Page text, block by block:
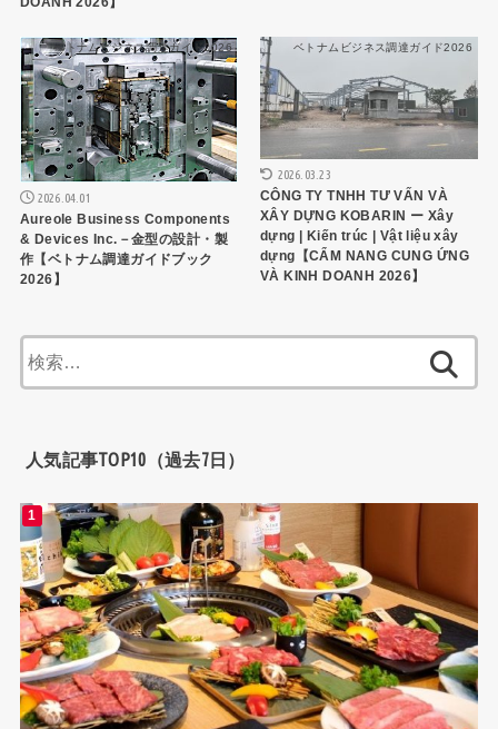
ベトナムビジネス調達ガイド2026
2026.04.01
Aureole Business Components
& Devices Inc.－金型の設計・製
作【ベトナム調達ガイドブック
2026】
ベトナムビジネス調達ガイド2026
2026.03.23
CÔNG TY TNHH TƯ VẤN VÀ
XÂY DỰNG KOBARIN ー Xây
dựng | Kiến trúc | Vật liệu xây
dựng【CẨM NANG CUNG ỨNG
VÀ KINH DOANH 2026】
索:
人気記事TOP10（過去7日）